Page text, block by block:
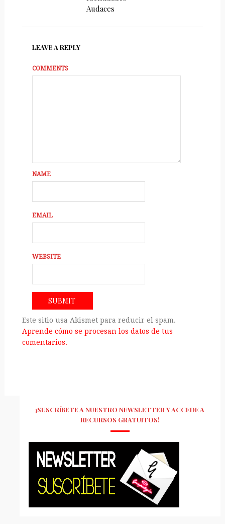
Audaces
LEAVE A REPLY
COMMENTS
NAME
EMAIL
WEBSITE
Este sitio usa Akismet para reducir el spam.
Aprende cómo se procesan los datos de tus
comentarios.
¡SUSCRÍBETE A NUESTRO NEWSLETTER Y ACCEDE A
RECURSOS GRATUITOS!